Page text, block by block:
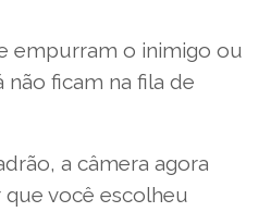
empurram o inimigo ou
ficam na fila de
a câmera agora
você escolheu